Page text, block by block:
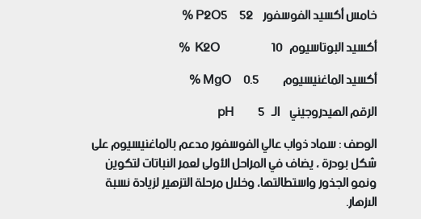
خامس أكسيد الفوسفور P2O5 52 %
أكسيد البوتاسيومK2O 10 %
أكسيد الماغنيسيوم
MgO 0.5 %
الرقم الهيدروجيني الـ
pH
5
الوصف :سماد ذواب عالي الفوسفور مدعم بالماغنيسيوم على
شكل بودرة ، يضاف في المراحل الأولى لعمر النباتات لتكوين
ونمو الجذور واستطالتها، وخلال مرحلة التزهير لزيادة نسبة
الازهار.